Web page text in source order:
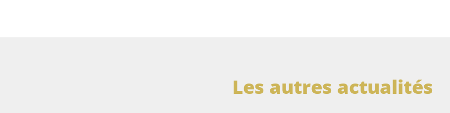
Les autres actualités